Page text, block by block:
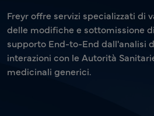
Freyr offre servizi specializzati di
delle modifiche e sottomissione
supporto End-to-End dall'analisi
interazioni con le Autorità
medicinali generici.